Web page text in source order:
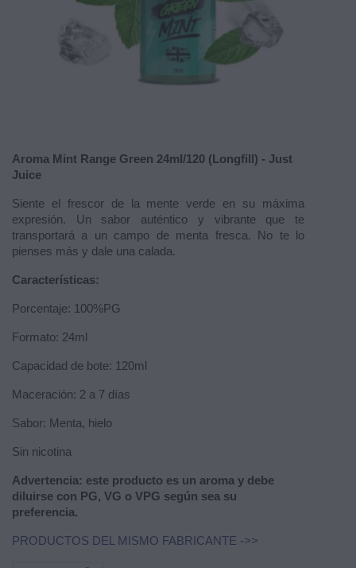
Aroma Mint Range Green 24ml/120 (Longfill) - Just
Juice
Siente el frescor de la mente verde en su máxima
expresión. Un sabor auténtico y vibrante que te
transportará a un campo de menta fresca. No te lo
pienses más y dale una calada.
Características:
Porcentaje: 100%PG
Formato: 24ml
Capacidad de bote: 120ml
Maceración: 2 a 7 días
Sabor: Menta, hielo
Sin nicotina
Advertencia: este producto es un aroma y debe
diluirse con PG, VG o VPG según sea su
preferencia.
PRODUCTOS DEL MISMO FABRICANTE ->>